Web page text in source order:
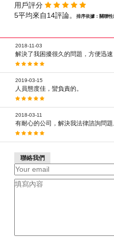
用戶評分
5平均來自14評論。
排序依據：關聯性
2018-11-03
解決了我困擾很久的問題，方便迅速
2019-03-15
人員態度佳，蠻負責的。
2018-03-11
有耐心的公司，解決我法律諮詢問題
聯絡我們